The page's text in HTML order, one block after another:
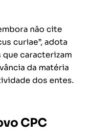
não cite
curiae”, adota
caracterizam
da matéria
dos entes.
CPC